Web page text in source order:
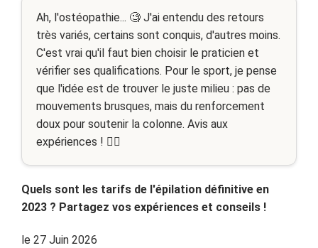
Ah, l'ostéopathie... 🧐 J'ai entendu des retours
très variés, certains sont conquis, d'autres moins.
C'est vrai qu'il faut bien choisir le praticien et
vérifier ses qualifications. Pour le sport, je pense
que l'idée est de trouver le juste milieu : pas de
mouvements brusques, mais du renforcement
doux pour soutenir la colonne. Avis aux
expériences ! 🤸‍♀️
Quels sont les tarifs de l'épilation définitive en
2023 ? Partagez vos expériences et conseils !
le 27 Juin 2026